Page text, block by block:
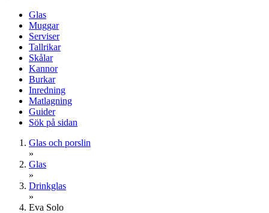
Glas
Muggar
Serviser
Tallrikar
Skålar
Kannor
Burkar
Inredning
Matlagning
Guider
Sök på sidan
Glas och porslin
»
Glas
»
Drinkglas
»
Eva Solo